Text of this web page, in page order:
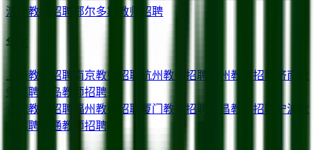
浩特 教师招聘 鄂尔多斯 教师招聘
华东
上海教师招聘 南京教师招聘 杭州教师招聘 苏州教师招聘 济南
师招聘
青岛教师招聘
合肥教师招聘 福州教师招聘 厦门 教师招聘 南昌教师招聘 宁波
师招聘
南通教师招聘